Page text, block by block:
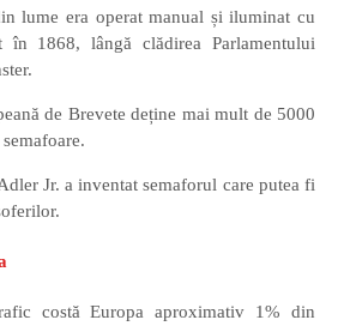
lume era operat manual și iluminat cu
în 1868, lângă clădirea Parlamentului
de Brevete deține mai mult de 5000
Jr. a inventat semaforul care putea fi
costă Europa aproximativ 1% din